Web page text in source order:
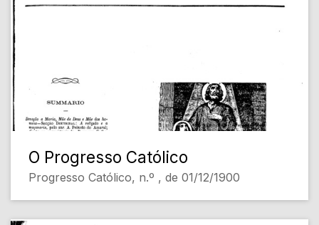
O Progresso Católico
Progresso Católico, n.º , de 01/12/1900